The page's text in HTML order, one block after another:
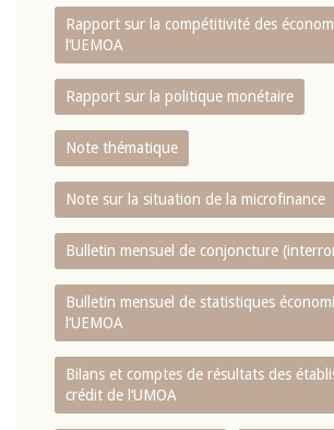
Rapport sur la compétitivité des
l‘UEMOA
Rapport sur la politique monétaire
Note thématique
Note sur la situation de la microfinance
Bulletin mensuel de conjoncture
Bulletin mensuel de statistiques
l‘UEMOA
Bilans et comptes de résultats des
crédit de l‘UMOA